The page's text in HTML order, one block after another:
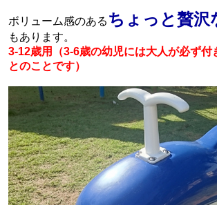
ボリューム感のある ちょっと贅沢
もあります。
3-12歳用（3-6歳の幼児には大人が必ず付
とのことです）